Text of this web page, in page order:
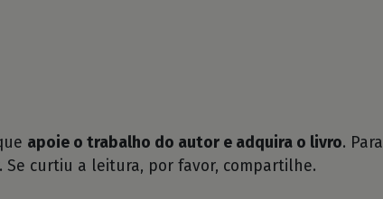
apoie o trabalho do autor e adquira o livro. Para
Se curtiu a leitura, por favor, compartilhe.